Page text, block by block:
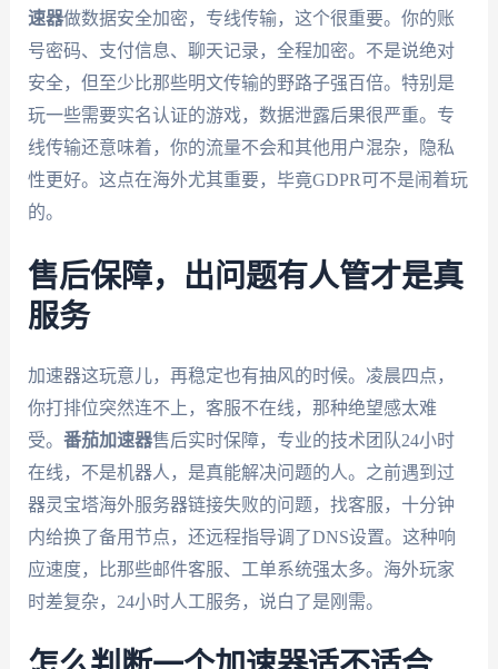
速器做数据安全加密，专线传输，这个很重要。你的账
号密码、支付信息、聊天记录，全程加密。不是说绝对
安全，但至少比那些明文传输的野路子强百倍。特别是
玩一些需要实名认证的游戏，数据泄露后果很严重。专
线传输还意味着，你的流量不会和其他用户混杂，隐私
性更好。这点在海外尤其重要，毕竟GDPR可不是闹着玩
的。
售后保障，出问题有人管才是真
服务
加速器这玩意儿，再稳定也有抽风的时候。凌晨四点，
你打排位突然连不上，客服不在线，那种绝望感太难
受。 番茄加速器售后实时保障，专业的技术团队24小时
在线，不是机器人，是真能解决问题的人。之前遇到过
器灵宝塔海外服务器链接失败的问题，找客服，十分钟
内给换了备用节点，还远程指导调了DNS设置。这种响
应速度，比那些邮件客服、工单系统强太多。海外玩家
时差复杂，24小时人工服务，说白了是刚需。